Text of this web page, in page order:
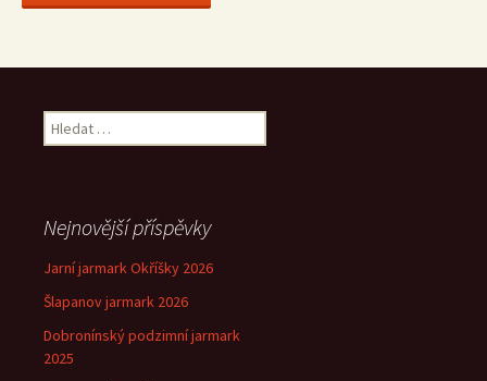
Vyhledávání
Nejnovější příspěvky
Jarní jarmark Okříšky 2026
Šlapanov jarmark 2026
Dobronínský podzimní jarmark
2025